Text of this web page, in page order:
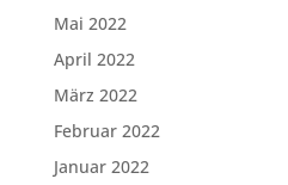
Mai 2022
April 2022
März 2022
Februar 2022
Januar 2022